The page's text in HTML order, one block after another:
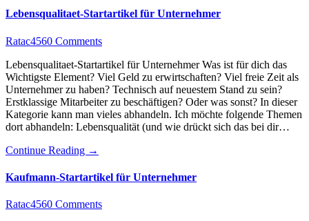
Lebensqualitaet-Startartikel für Unternehmer
Ratac4560 Comments
Lebensqualitaet-Startartikel für Unternehmer Was ist für dich das
Wichtigste Element? Viel Geld zu erwirtschaften? Viel freie Zeit als
Unternehmer zu haben? Technisch auf neuestem Stand zu sein?
Erstklassige Mitarbeiter zu beschäftigen? Oder was sonst? In dieser
Kategorie kann man vieles abhandeln. Ich möchte folgende Themen
dort abhandeln: Lebensqualität (und wie drückt sich das bei dir…
Continue Reading →
Kaufmann-Startartikel für Unternehmer
Ratac4560 Comments